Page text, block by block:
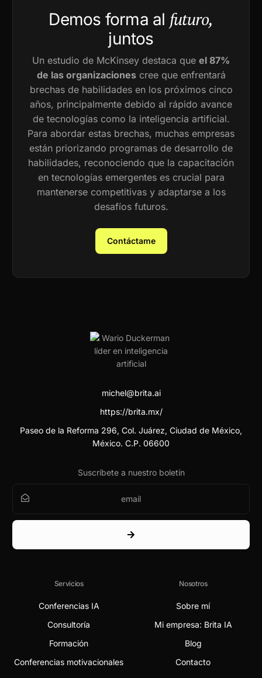
Demos forma al futuro,
juntos
Un estudio de McKinsey destaca que el 87%
de las organizacionescree que enfrentará
brechas de habilidades en los próximos cinco
años, principalmente debido al rápido avance
de tecnologías como la inteligencia artificial.
Para abordar estas brechas, muchas empresas
están priorizando programas de desarrollo de
habilidades, reconociendo que la capacitación
en tecnologías emergentes es crucial para
mantenerse competitivas y adaptarse a los
desafíos futuros.
Contáctame
michel@brita.ai
https://brita.mx/
Paseo de la Reforma 296, Col. Juárez, Ciudad de México,
México. C.P. 06600
Suscríbete a nuestro boletín
Servicios
Conferencias IA
Consultoría
Formación
Conferencias motivacionales
Nosotros
Sobre mí
Mi empresa: Brita IA
Blog
Contacto